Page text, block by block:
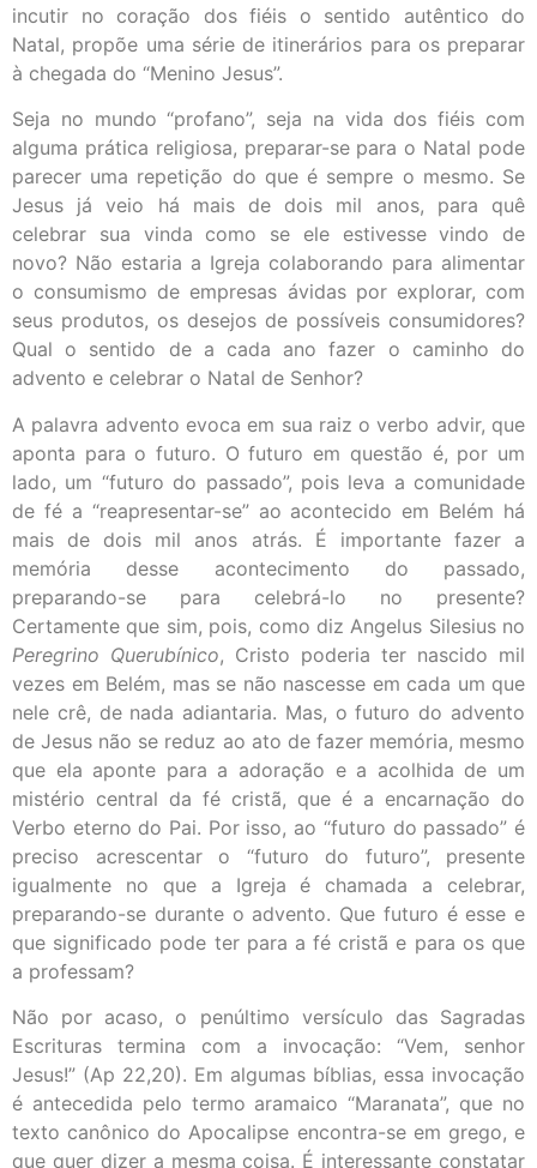
incutir no coração dos fiéis o sentido autêntico do
Natal, propõe uma série de itinerários para os preparar
à chegada do “Menino Jesus”.
Seja no mundo “profano”, seja na vida dos fiéis com
alguma prática religiosa, preparar-se para o Natal pode
parecer uma repetição do que é sempre o mesmo. Se
Jesus já veio há mais de dois mil anos, para quê
celebrar sua vinda como se ele estivesse vindo de
novo? Não estaria a Igreja colaborando para alimentar
o consumismo de empresas ávidas por explorar, com
seus produtos, os desejos de possíveis consumidores?
Qual o sentido de a cada ano fazer o caminho do
advento e celebrar o Natal de Senhor?
A palavra advento evoca em sua raiz o verbo advir, que
aponta para o futuro. O futuro em questão é, por um
lado, um “futuro do passado”, pois leva a comunidade
de fé a “reapresentar-se” ao acontecido em Belém há
mais de dois mil anos atrás. É importante fazer a
memória desse acontecimento do passado,
preparando-se para celebrá-lo no presente?
Certamente que sim, pois, como diz Angelus Silesius no
Peregrino Querubínico, Cristo poderia ter nascido mil
vezes em Belém, mas se não nascesse em cada um que
nele crê, de nada adiantaria. Mas, o futuro do advento
de Jesus não se reduz ao ato de fazer memória, mesmo
que ela aponte para a adoração e a acolhida de um
mistério central da fé cristã, que é a encarnação do
Verbo eterno do Pai. Por isso, ao “futuro do passado” é
preciso acrescentar o “futuro do futuro”, presente
igualmente no que a Igreja é chamada a celebrar,
preparando-se durante o advento. Que futuro é esse e
que significado pode ter para a fé cristã e para os que
a professam?
Não por acaso, o penúltimo versículo das Sagradas
Escrituras termina com a invocação: “Vem, senhor
Jesus!” (Ap 22,20). Em algumas bíblias, essa invocação
é antecedida pelo termo aramaico “Maranata”, que no
texto canônico do Apocalipse encontra-se em grego, e
que quer dizer a mesma coisa. É interessante constatar